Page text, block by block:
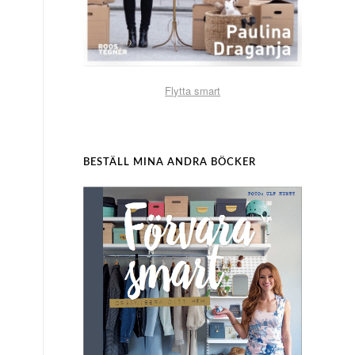
Flytta smart
BESTÄLL MINA ANDRA BÖCKER